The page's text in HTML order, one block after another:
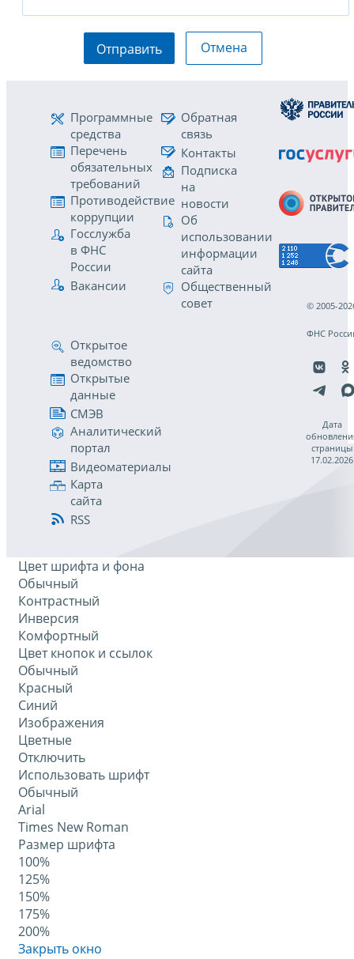
Отправить Отмена
Программные
средства
Перечень
обязательных
требований
Противодействие
коррупции
Госслужба
в ФНС
России
Вакансии
Обратная
связь
Контакты
Подписка
на
новости
Об
использовании
информации
сайта
Общественный
совет
Открытое
ведомство
Открытые
данные
СМЭВ
Аналитический
портал
Видеоматериалы
Карта
сайта
RSS
© 2005-
ФНС
Дата
страницы
17.02.2026
Цвет шрифта и фона
Обычный
Контрастный
Инверсия
Комфортный
Цвет кнопок и ссылок
Обычный
Красный
Синий
Изображения
Цветные
Отключить
Использовать шрифт
Обычный
Arial
Times New Roman
Размер шрифта
100%
125%
150%
175%
200%
Закрыть окно